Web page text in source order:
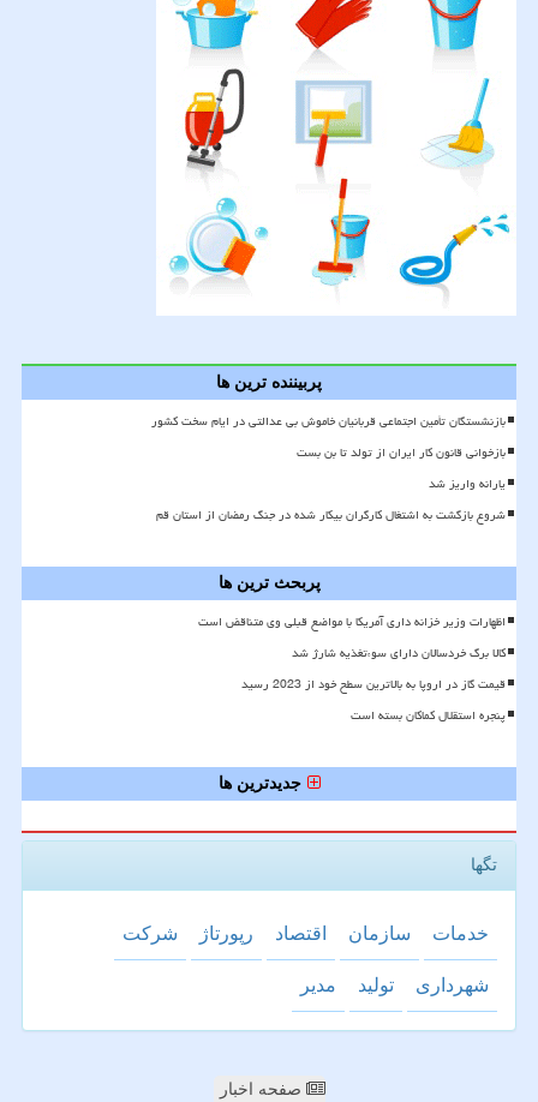
پربیننده ترین ها
بازنشستگان تأمین اجتماعی قربانیان خاموش بی عدالتی در ایام سخت کشور
بازخوانی قانون کار ایران از تولد تا بن بست
یارانه واریز شد
شروع بازگشت به اشتغال کارگران بیکار شده در جنگ رمضان از استان قم
پربحث ترین ها
اظهارات وزیر خزانه داری آمریکا با مواضع قبلی وی متناقض است
کالا برگ خردسالان دارای سوءتغذیه شارژ شد
قیمت گاز در اروپا به بالاترین سطح خود از 2023 رسید
پنجره استقلال کماکان بسته است
جدیدترین ها
تگها
خدمات سازمان اقتصاد رپورتاژ شركت
شهرداری تولید مدیر
صفحه اخبار